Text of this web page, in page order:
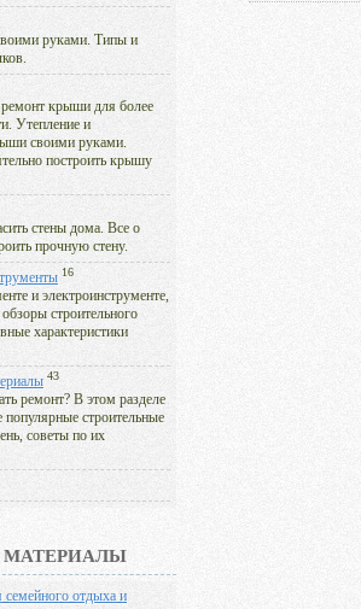
руками. Типы и
крыши для более
Утепление и
своими руками.
построить крышу
стены дома. Все о
прочную стену.
16
и электроинструменте,
строительного
характеристики
43
ремонт? В этом разделе
популярные строительные
советы по их
МАТЕРИАЛЫ
отдыха и